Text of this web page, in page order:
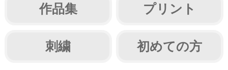
作品集 プリント
刺繍 初めての方